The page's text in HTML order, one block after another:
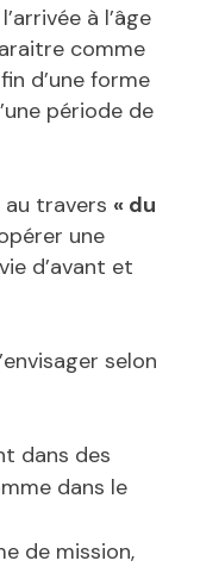
à l’âge
comme
d’une forme
période de
travers « du
une
d’avant et
selon
dans des
dans le
de mission,